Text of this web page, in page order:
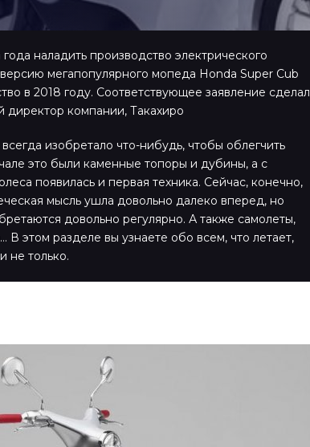
наладить производство электрического
мегапопулярного мопеда Honda Super Cub
в 2018 году. Соответствующее заявление сделал
директор компании, Такахиро
изобретало что-нибудь, чтобы облегчить
это были каменные топоры и дубины, а с
появилась и первая техника. Сейчас, конечно,
мысль ушла довольно далеко вперед, но
довольно регулярно. А также самолеты,
В этом разделе вы узнаете обо всем, что летает,
не только.